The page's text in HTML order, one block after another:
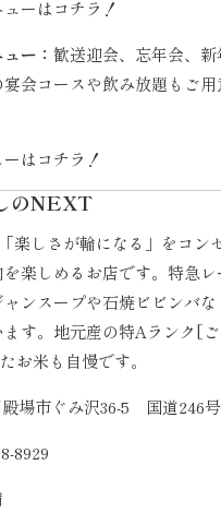
ーはコチラ！
ュー：歓送迎会、忘年会、
会コースや飲み放題もご用
はコチラ！
のNEXT
楽しさが輪になる」をコン
を楽しめるお店です。特急
ンスープや石焼ビビンバ
ます。地元産の特Aランク[
お米も自慢です。
場市ぐみ沢36-5 国道246
8929